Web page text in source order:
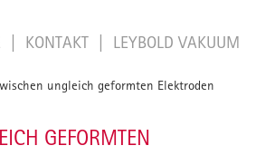
KONTAKT LEYBOLD VAKUUM
ungleich geformten Elektroden
GEFORMTEN